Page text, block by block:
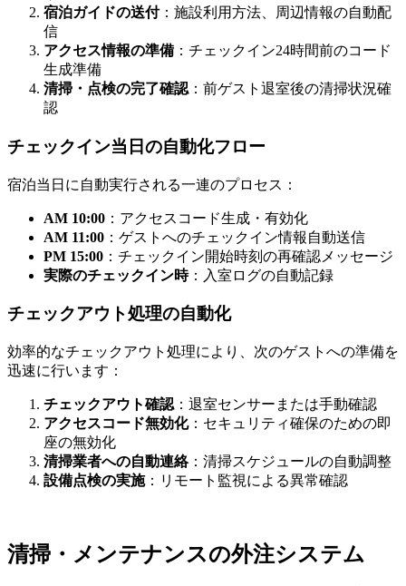
宿泊ガイドの送付：施設利用方法、周辺情報の自動配
信
アクセス情報の準備 ：チェックイン24時間前のコード
生成準備
清掃・点検の完了確認 ：前ゲスト退室後の清掃状況確
認
チェックイン当日の自動化フロー
宿泊当日に自動実行される一連のプロセス：
AM 10:00 ：アクセスコード生成・有効化
AM 11:00 ：ゲストへのチェックイン情報自動送信
PM 15:00 ：チェックイン開始時刻の再確認メッセージ
実際のチェックイン時：入室ログの自動記録
チェックアウト処理の自動化
効率的なチェックアウト処理により、次のゲストへの準備を
迅速に行います：
チェックアウト確認 ：退室センサーまたは手動確認
アクセスコード無効化：セキュリティ確保のための即
座の無効化
清掃業者への自動連絡：清掃スケジュールの自動調整
設備点検の実施：リモート監視による異常確認
清掃・メンテナンスの外注システム